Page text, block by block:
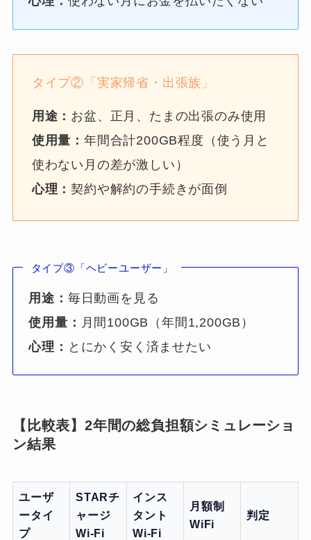
タイプ②「実家帰省・出張族」
用途： お盆、正月、たまの出張のみ使用
使用量：年間合計200GB程度（使う月と
使わない月の差が激しい）
心理：契約や解約の手続きが面倒
タイプ③「ヘビーユーザー」
用途： 毎日動画を見る
使用量： 月間100GB（年間1,200GB）
心理： とにかく安く済ませたい
【比較表】2年間の総負担額シミュレーショ
ン結果
ユーザ
ータイ
プ
STARチ
ャージ
Wi-Fi
インス
タント
Wi-Fi
月額制
WiFi
判定